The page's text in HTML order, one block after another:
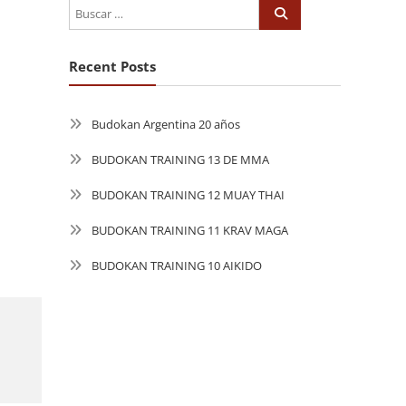
Recent Posts
Budokan Argentina 20 años
BUDOKAN TRAINING 13 DE MMA
BUDOKAN TRAINING 12 MUAY THAI
BUDOKAN TRAINING 11 KRAV MAGA
BUDOKAN TRAINING 10 AIKIDO